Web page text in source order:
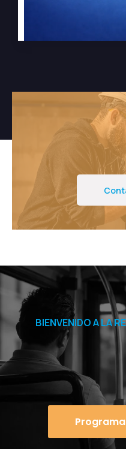
BIENVENIDO A LA
confiables